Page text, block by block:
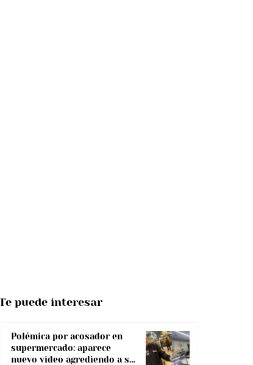
Polémica por acosador en
supermercado: aparece
nuevo video agrediendo a su
puede interesar